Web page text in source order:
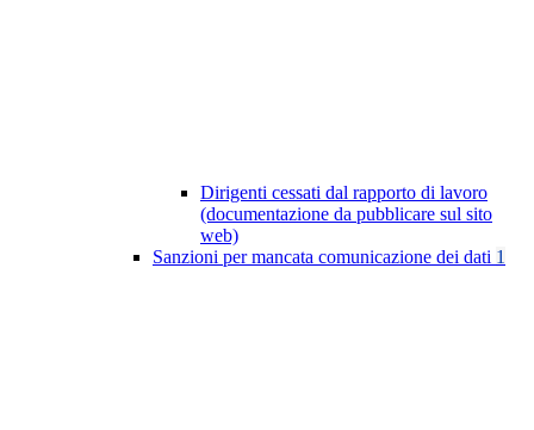
Dirigenti cessati dal rapporto di lavoro
(documentazione da pubblicare sul sito
web)
Sanzioni per mancata comunicazione dei dati 1